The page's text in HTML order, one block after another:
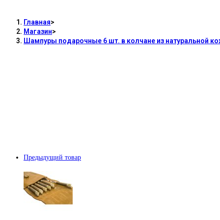
Главная>
Магазин>
Шампуры подарочные 6 шт. в колчане из натуральной
Предыдущий товар